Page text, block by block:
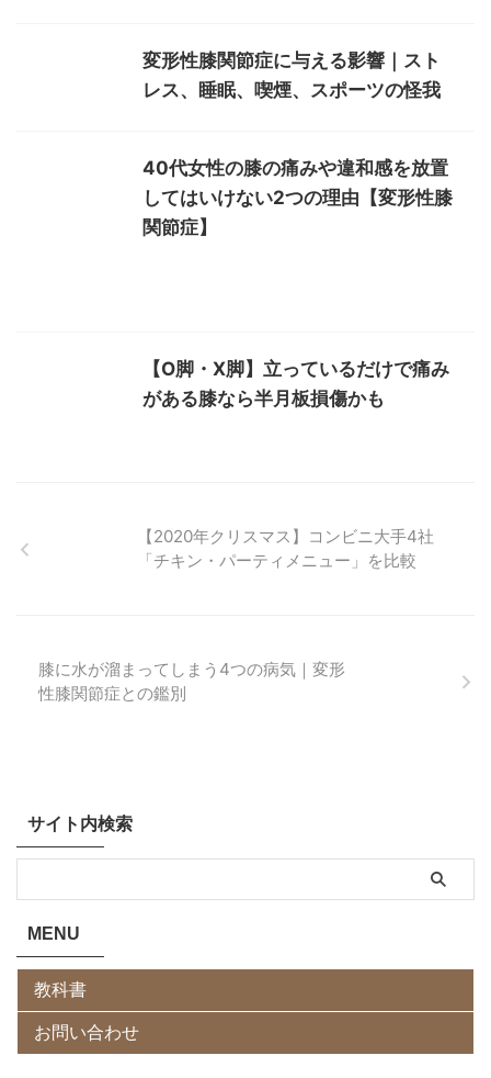
変形性膝関節症に与える影響｜スト
レス、睡眠、喫煙、スポーツの怪我
40代女性の膝の痛みや違和感を放置
してはいけない2つの理由【変形性膝
関節症】
【O脚・X脚】立っているだけで痛み
がある膝なら半月板損傷かも
【2020年クリスマス】コンビニ大手4社
「チキン・パーティメニュー」を比較
膝に水が溜まってしまう4つの病気｜変形
性膝関節症との鑑別
サイト内検索
MENU
教科書
お問い合わせ